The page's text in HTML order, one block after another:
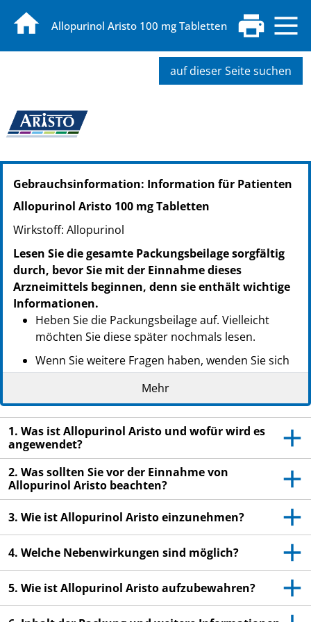
Allopurinol Aristo 100 mg Tabletten
auf dieser Seite suchen
PZN: 18085675
PPN: 111808567549
PZN: 18085698
PZN: 17897000
PPN: 111789700033
Gebrauchsinformation: Information für Patienten
Allopurinol Aristo 100 mg Tabletten
Wirkstoff: Allopurinol
Lesen Sie die gesamte Packungsbeilage sorgfältig
durch, bevor Sie mit der Einnahme dieses
Arzneimittels beginnen, denn sie enthält wichtige
Informationen.
Heben Sie die Packungsbeilage auf. Vielleicht
möchten Sie diese später nochmals lesen.
Wenn Sie weitere Fragen haben, wenden Sie sich
an Ihren Arzt oder Apotheker.
Dieses Arzneimittel wurde Ihnen persönlich
verschrieben. Geben Sie es nicht an Dritte weiter.
Es kann anderen Menschen schaden, auch wenn
diese die gleichen Beschwerden haben wie Sie.
Wenn Sie Nebenwirkungen bemerken, wenden Sie
sich an Ihren Arzt oder Apotheker. Dies gilt auch
Packungsbeilage angegeben sind. Siehe Abschnitt
Mehr
1. Was ist Allopurinol Aristo und wofür wird es
angewendet?
2. Was sollten Sie vor der Einnahme von
Allopurinol Aristo beachten?
3. Wie ist Allopurinol Aristo einzunehmen?
4. Welche Nebenwirkungen sind möglich?
5. Wie ist Allopurinol Aristo aufzubewahren?